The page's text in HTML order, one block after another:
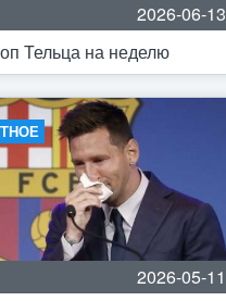
2026-06-13
Тельца на неделю
2026-05-11